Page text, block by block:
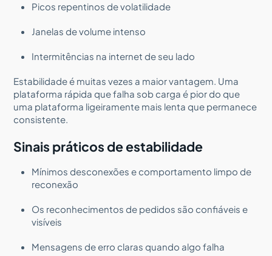
Picos repentinos de volatilidade
Janelas de volume intenso
Intermitências na internet de seu lado
Estabilidade é muitas vezes a maior vantagem. Uma
plataforma rápida que falha sob carga é pior do que
uma plataforma ligeiramente mais lenta que permanece
consistente.
Sinais práticos de estabilidade
Mínimos desconexões e comportamento limpo de
reconexão
Os reconhecimentos de pedidos são confiáveis e
visíveis
Mensagens de erro claras quando algo falha